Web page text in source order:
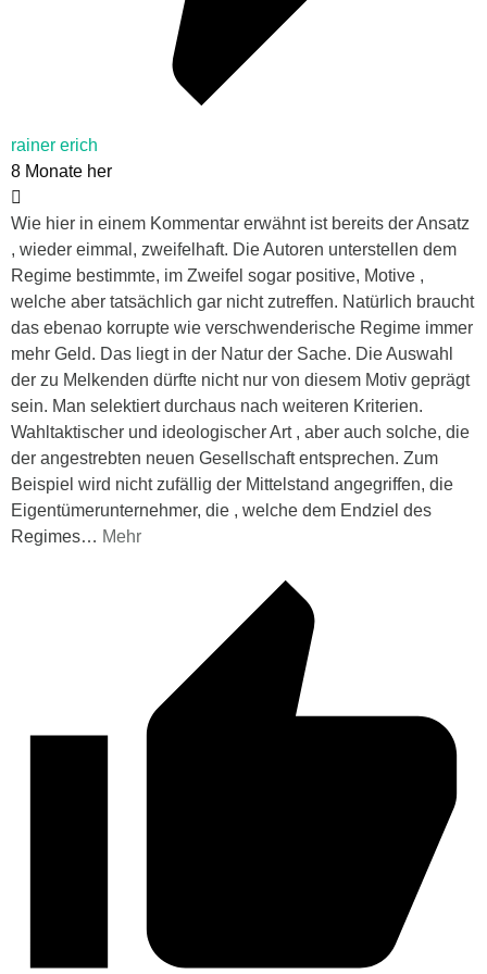
rainer erich
8 Monate her
Wie hier in einem Kommentar erwähnt ist bereits der Ansatz
, wieder eimmal, zweifelhaft. Die Autoren unterstellen dem
Regime bestimmte, im Zweifel sogar positive, Motive ,
welche aber tatsächlich gar nicht zutreffen. Natürlich braucht
das ebenao korrupte wie verschwenderische Regime immer
mehr Geld. Das liegt in der Natur der Sache. Die Auswahl
der zu Melkenden dürfte nicht nur von diesem Motiv geprägt
sein. Man selektiert durchaus nach weiteren Kriterien.
Wahltaktischer und ideologischer Art , aber auch solche, die
der angestrebten neuen Gesellschaft entsprechen. Zum
Beispiel wird nicht zufällig der Mittelstand angegriffen, die
Eigentümerunternehmer, die , welche dem Endziel des
Regimes… Mehr